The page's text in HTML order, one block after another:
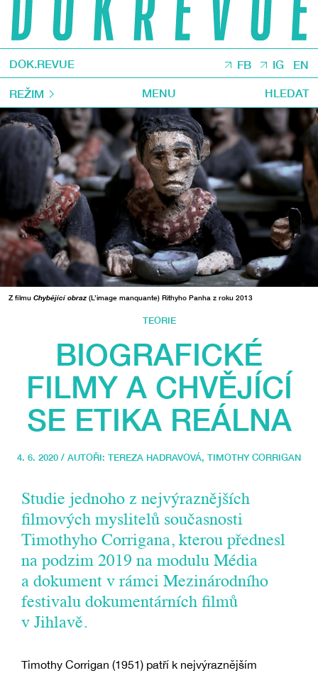
DOK.REVUE FB IG EN
REŽIM MENU HLEDAT
Z filmu Chybějící obraz (L’image manquante) Rithyho Panha z roku 2013
TEORIE
BIOGRAFICKÉ
FILMY A CHVĚJÍCÍ
SE ETIKA REÁLNA
4. 6. 2020 / AUTOŘI: TEREZA HADRAVOVÁ, TIMOTHY CORRIGAN
Studie jednoho z nejvýraznějších
filmových myslitelů současnosti
Timothyho Corrigana, kterou přednesl
na podzim 2019 na modulu Média
a dokument v rámci Mezinárodního
festivalu dokumentárních filmů
v Jihlavě.
Timothy Corrigan (1951) patří k nejvýraznějším